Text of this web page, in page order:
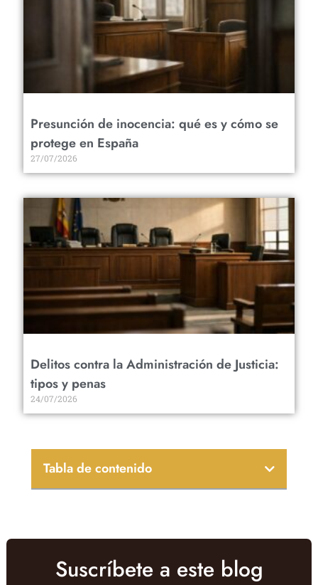
Presunción de inocencia: qué es y cómo se
protege en España
27/07/2026
Delitos contra la Administración de Justicia:
tipos y penas
24/07/2026
Tabla de contenido
Suscríbete a este blog